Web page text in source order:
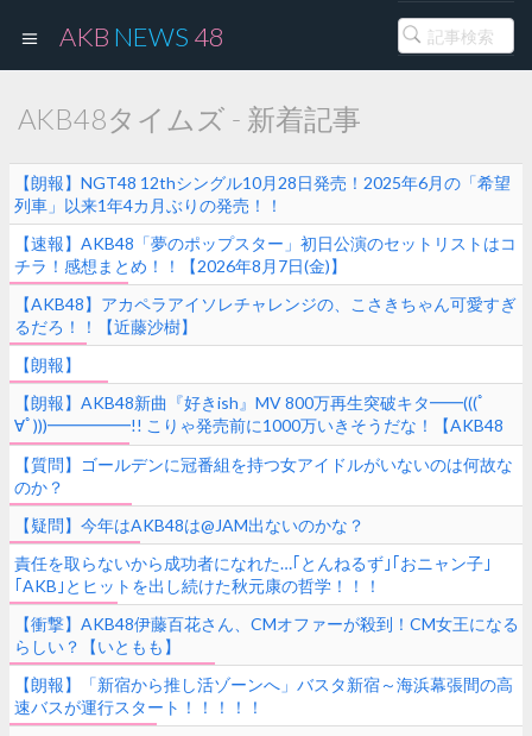
AKB NEWS 48
AKB48タイムズ - 新着記事
【朗報】NGT48 12thシングル10月28日発売！2025年6月の「希望
列車」以来1年4カ月ぶりの発売！！
【速報】AKB48「夢のポップスター」初日公演のセットリストはコ
チラ！感想まとめ！！【2026年8月7日(金)】
【AKB48】アカペラアイソレチャレンジの、こさきちゃん可愛すぎ
るだろ！！【近藤沙樹】
【朗報】
【朗報】AKB48新曲『好きish』MV 800万再生突破キタ━━(((ﾟ
∀ﾟ)))━━━━━!! こりゃ発売前に1000万いきそうだな！【AKB48
68thシングル】
【質問】ゴールデンに冠番組を持つ女アイドルがいないのは何故な
のか？
【疑問】今年はAKB48は@JAM出ないのかな？
責任を取らないから成功者になれた…｢とんねるず｣｢おニャン子｣
｢AKB｣とヒットを出し続けた秋元康の哲学！！！
【衝撃】AKB48伊藤百花さん、CMオファーが殺到！CM女王になる
らしい？【いともも】
【朗報】「新宿から推し活ゾーンへ」バスタ新宿～海浜幕張間の高
速バスが運行スタート！！！！！